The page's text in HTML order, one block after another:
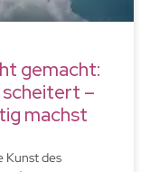
gemacht:
–
machst
Kunst des